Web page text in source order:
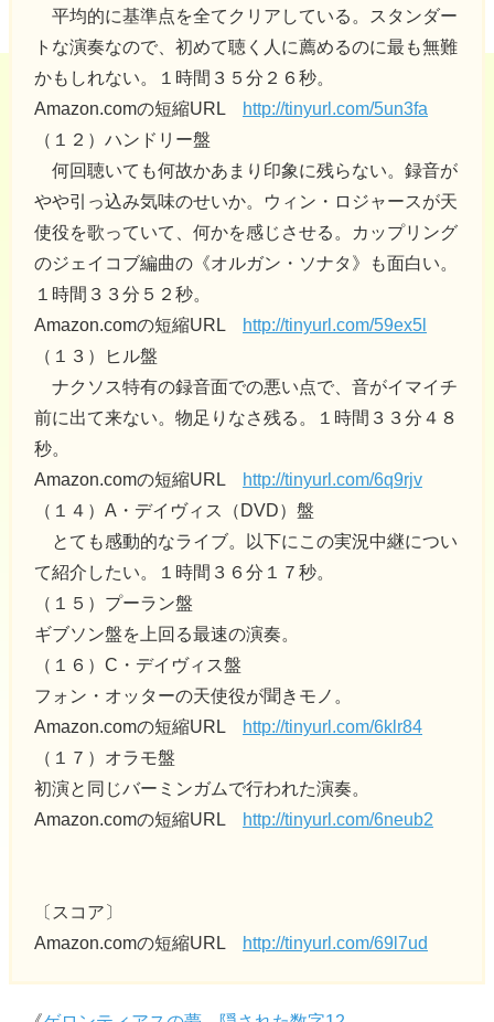
平均的に基準点を全てクリアしている。スタンダー
トな演奏なので、初めて聴く人に薦めるのに最も無難
かもしれない。１時間３５分２６秒。
Amazon.comの短縮URL
http://tinyurl.com/5un3fa
（１２）ハンドリー盤
何回聴いても何故かあまり印象に残らない。録音が
やや引っ込み気味のせいか。ウィン・ロジャースが天
使役を歌っていて、何かを感じさせる。カップリング
のジェイコブ編曲の《オルガン・ソナタ》も面白い。
１時間３３分５２秒。
Amazon.comの短縮URL
http://tinyurl.com/59ex5l
（１３）ヒル盤
ナクソス特有の録音面での悪い点で、音がイマイチ
前に出て来ない。物足りなさ残る。１時間３３分４８
秒。
Amazon.comの短縮URL
http://tinyurl.com/6q9rjv
（１４）A・デイヴィス（DVD）盤
とても感動的なライブ。以下にこの実況中継につい
て紹介したい。１時間３６分１７秒。
（１５）プーラン盤
ギブソン盤を上回る最速の演奏。
（１６）C・デイヴィス盤
フォン・オッターの天使役が聞きモノ。
Amazon.comの短縮URL
http://tinyurl.com/6klr84
（１７）オラモ盤
初演と同じバーミンガムで行われた演奏。
Amazon.comの短縮URL
http://tinyurl.com/6neub2
〔スコア〕
Amazon.comの短縮URL
http://tinyurl.com/69l7ud